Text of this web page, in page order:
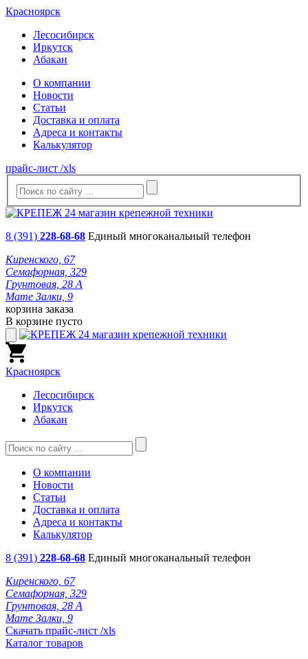
Красноярск
Лесосибирск
Иркутск
Абакан
О компании
Новости
Статьи
Доставка и оплата
Адреса и контакты
Калькулятор
прайс-лист /xls
8 (391) 228-68-68 Единый многоканальный телефон
Киренского, 67
Семафорная, 329
Грунтовая, 28 А
Мате Залки, 9
корзина заказа
В корзине пусто
Красноярск
Лесосибирск
Иркутск
Абакан
О компании
Новости
Статьи
Доставка и оплата
Адреса и контакты
Калькулятор
8 (391) 228-68-68 Единый многоканальный телефон
Киренского, 67
Семафорная, 329
Грунтовая, 28 А
Мате Залки, 9
Скачать прайс-лист /xls
Каталог товаров